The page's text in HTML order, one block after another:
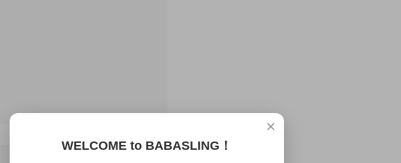
×
WELCOME to BABASLING！